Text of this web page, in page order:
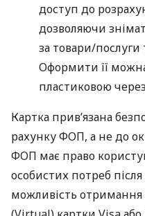
доступ до
дозволяючи
за товари/послуги
Оформити її
пластиковою
Картка прив’язана
рахунку ФОП, а не до
ФОП має право
особистих потреб
можливість отримання